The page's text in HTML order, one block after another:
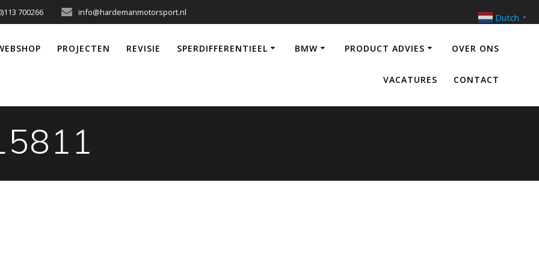
700266 info@hardemanmotorsport.nl
PROJECTEN REVISIE SPERDIFFERENTIEEL BMW PRODUCT ADVIES OVER ONS
VACATURES CONTACT
Dutch ▼